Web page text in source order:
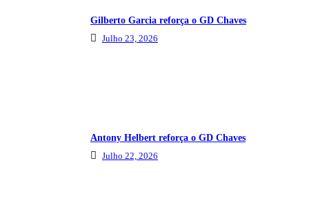
Gilberto Garcia reforça o GD Chaves
Julho 23, 2026
Antony Helbert reforça o GD Chaves
Julho 22, 2026